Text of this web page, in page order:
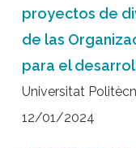
proyectos de
de las
para el
Universitat
12/01/2024